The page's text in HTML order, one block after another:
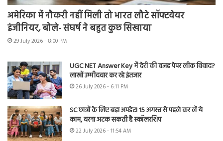
अमेरिका में नौकरी नहीं मिली तो भारत लौटे सॉफ्टवेयर
इंजीनियर, बोले- संघर्ष ने बहुत कुछ सिखाया
29 July 2026 - 8:00 PM
UGC NET Answer Key में देरी की वजह पेपर लीक विवाद?
लाखों उम्मीदवार कर रहे इंतजार
26 July 2026 - 6:11 PM
SC छात्रों के लिए बड़ा अपडेट! 15 अगस्त से पहले कर लें ये
काम, वरना अटक सकती है स्कॉलरशिप
22 July 2026 - 11:54 AM